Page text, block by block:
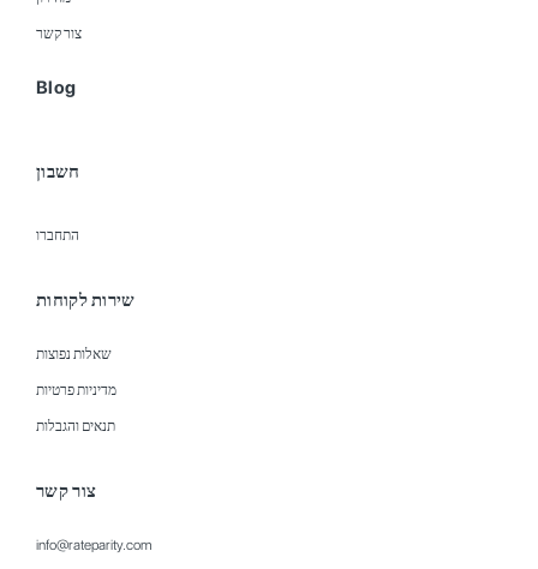
צור קשר
Blog
חשבון
התחברו
שירות לקוחות
שאלות נפוצות
מדיניות פרטיות
תנאים והגבלות
צור קשר
info@rateparity.com